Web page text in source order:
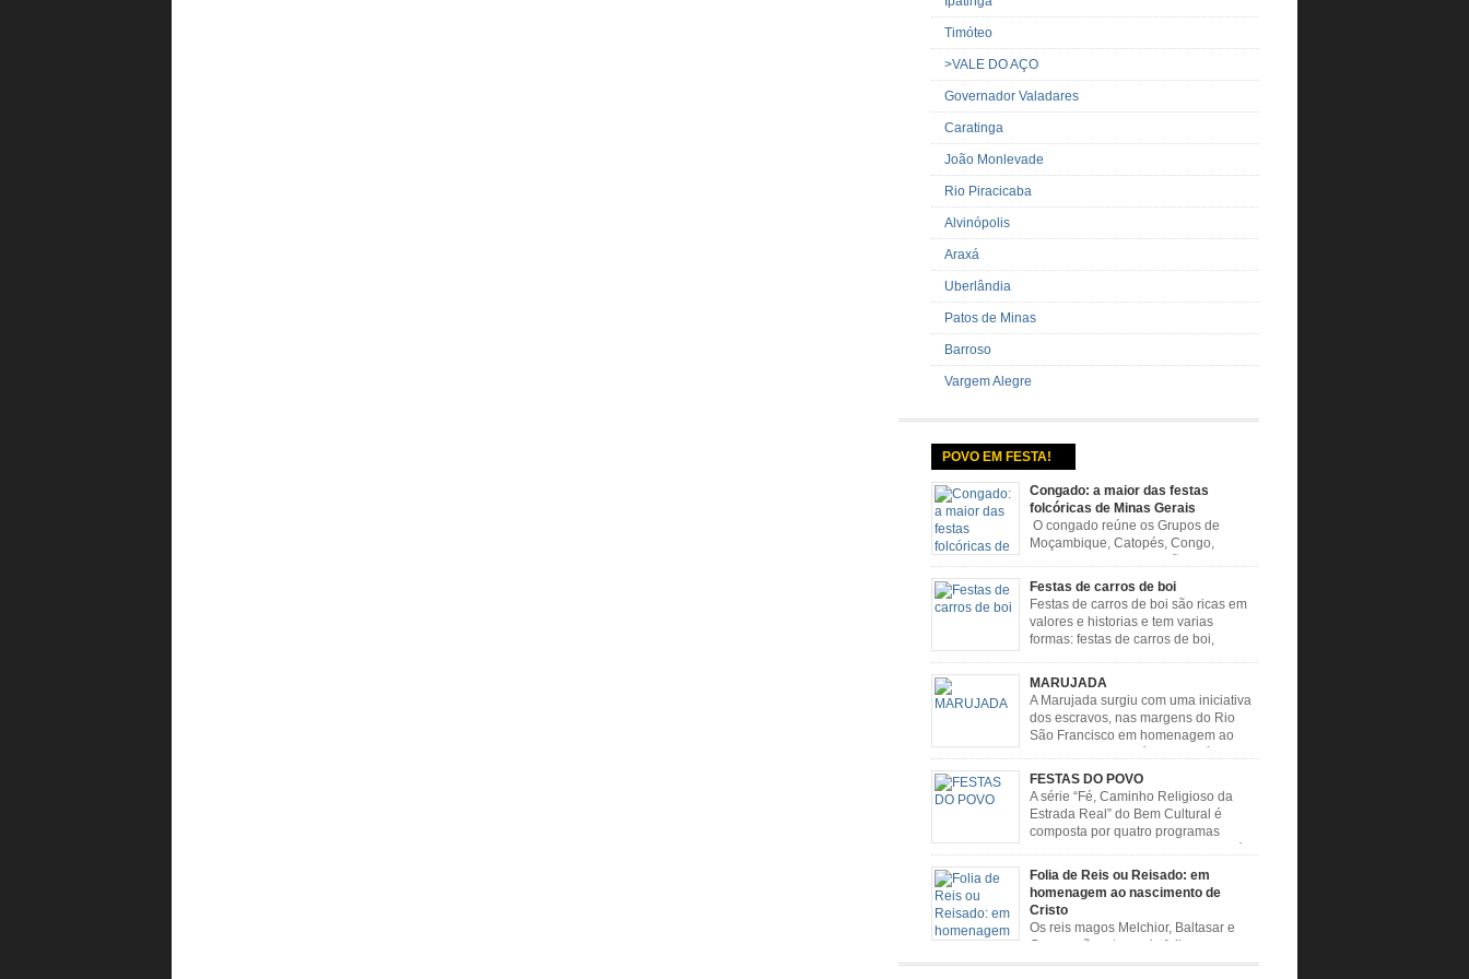
Timóteo
>VALE DO AÇO
Governador Valadares
Caratinga
João Monlevade
Rio Piracicaba
Alvinópolis
Araxá
Uberlândia
Patos de Minas
Barroso
Vargem Alegre
POVO EM FESTA!
Congado: a maior das festas
folcóricas de Minas Gerais
O congado reúne os Grupos de
Moçambique, Catopés, Congo,
Marujada, Caboclos, Vilão e
Candombe. Escravos trazidos da África buscavam,
através de rituais, extrapolar seus sentimentos e culto
a sua fé. O Congado nasceu da fusão destes ritos com
a religião católica, imposta aos negros pela Igreja,
surgindo novas histórias que envolviam, sobretudo,
Nossa Senhora do […]
Festas de carros de boi
Festas de carros de boi são ricas em
valores e historias e tem varias
formas: festas de carros de boi,
carros de boi, rodeios, carreatas de carros de boi,
mutirão de carros de boi, carreteada, carreiros,
candeeiros, boiadas, carapinas, artesãos, exposição
agropecuária, ou seja é um ponto forte […]
MARUJADA
A Marujada surgiu com uma iniciativa
dos escravos, nas margens do Rio
São Francisco em homenagem ao
de identidade dos negros escravizados, São Benedito.
Este Santo foi assumido como sendo milagroso e
grande protetor de suas causas. o ponto alto da festa
de São Benedito é a Marujada. […]
FESTAS DO POVO
A série “Fé, Caminho Religioso da
Estrada Real” do Bem Cultural é
composta por quatro programas
o patrimônio imaterial das cidades que fazem parte
rota religiosa que liga os Santuários de Nossa
Senhora da Piedade (MG) e Nossa Senhora da
Conceição Aparecida (SP) pela Estrada Real. Quarto
episódio […]
Folia de Reis ou Reisado: em
homenagem ao nascimento de
Cristo
Os reis magos Melchior, Baltasar e
Gaspar são o tema da folia, que
acontece no período de festas, entre 24 de dezembro e